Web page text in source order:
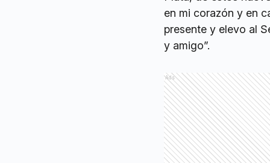
en mi corazón y en
presente y elevo al
y amigo”.
Ads